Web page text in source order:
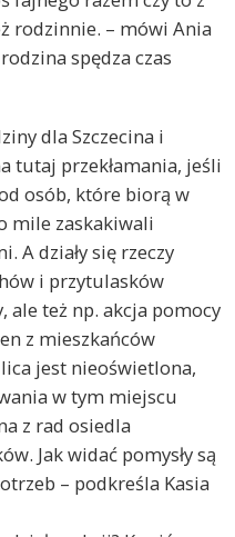
rodzinnie. – mówi Ania
spędza czas
dla Szczecina i
tutaj przekłamania, jeśli
osób, które biorą w
mile zaskakiwali
A działy się rzeczy
i przytulasków
ale też np. akcja pomocy
z mieszkańców
jest nieoświetlona,
w tym miejscu
z rad osiedla
Jak widać pomysły są
– podkreśla Kasia